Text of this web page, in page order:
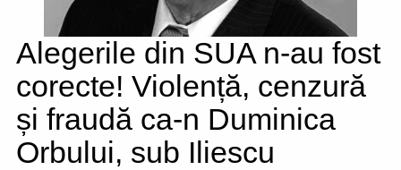
Alegerile din SUA n-au fost
corecte! Violență, cenzură
și fraudă ca-n Duminica
Orbului, sub Iliescu